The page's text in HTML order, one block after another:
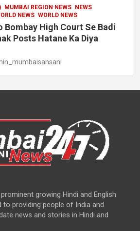
MUMBAI REGION NEWS
NEWS
NEWS WORLD NEWS
Bombay High Court Se Badi
Posts Hatane Ka Diya
growing Hindi and English
to providing people of India and
news and stories in Hindi and